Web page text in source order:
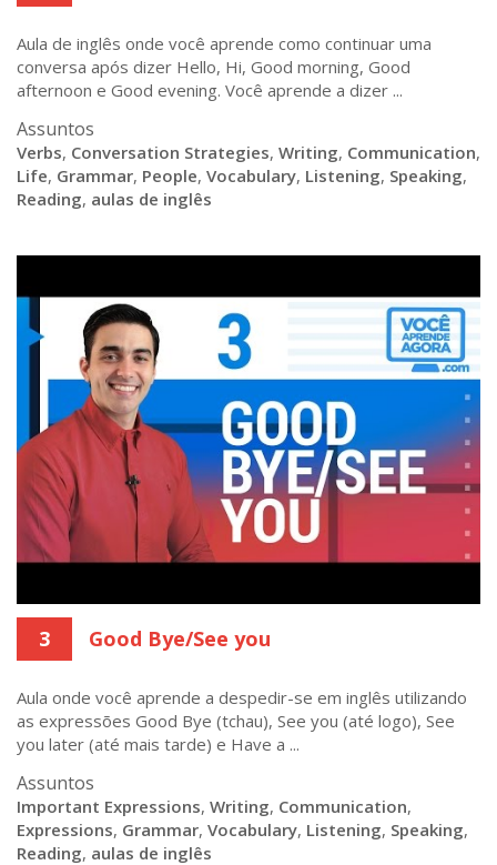
Aula de inglês onde você aprende como continuar uma
conversa após dizer Hello, Hi, Good morning, Good
afternoon e Good evening. Você aprende a dizer ...
Assuntos
Verbs, Conversation Strategies, Writing, Communication,
Life, Grammar, People, Vocabulary, Listening, Speaking,
Reading, aulas de inglês
3 Good Bye/See you
Aula onde você aprende a despedir-se em inglês utilizando
as expressões Good Bye (tchau), See you (até logo), See
you later (até mais tarde) e Have a ...
Assuntos
Important Expressions, Writing, Communication,
Expressions, Grammar, Vocabulary, Listening, Speaking,
Reading, aulas de inglês